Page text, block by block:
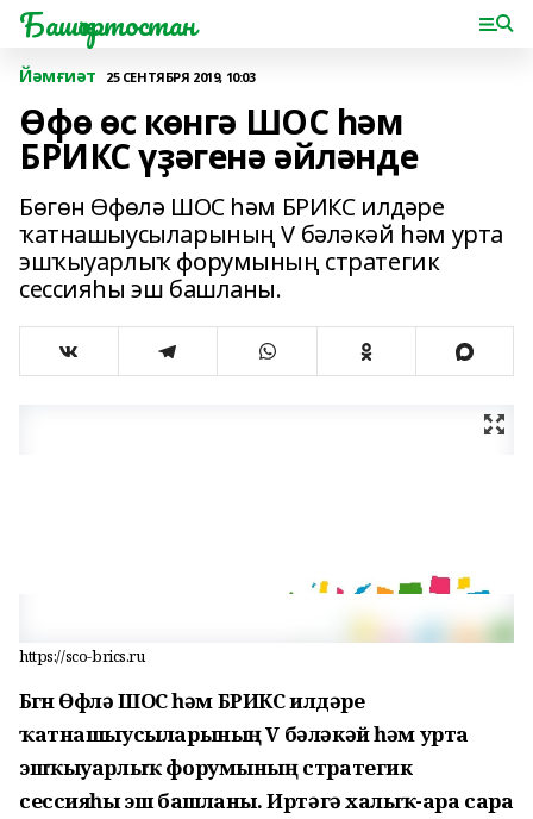
Башҡортостан
Йәмғиәт 25 СЕНТЯБРЯ 2019, 10:03
Өфө өс көнгә ШОС һәм
БРИКС үҙәгенә әйләнде
Бөгөн Өфөлә ШОС һәм БРИКС илдәре
ҡатнашыусыларының V бәләкәй һәм урта
эшҡыуарлыҡ форумының стратегик
сессияһы эш башланы.
https://sco-brics.ru
Бөгөн Өфөлә ШОС һәм БРИКС илдәре
ҡатнашыусыларының V бәләкәй һәм урта
эшҡыуарлыҡ форумының стратегик
сессияһы эш башланы. Иртәгә халыҡ-ара сара